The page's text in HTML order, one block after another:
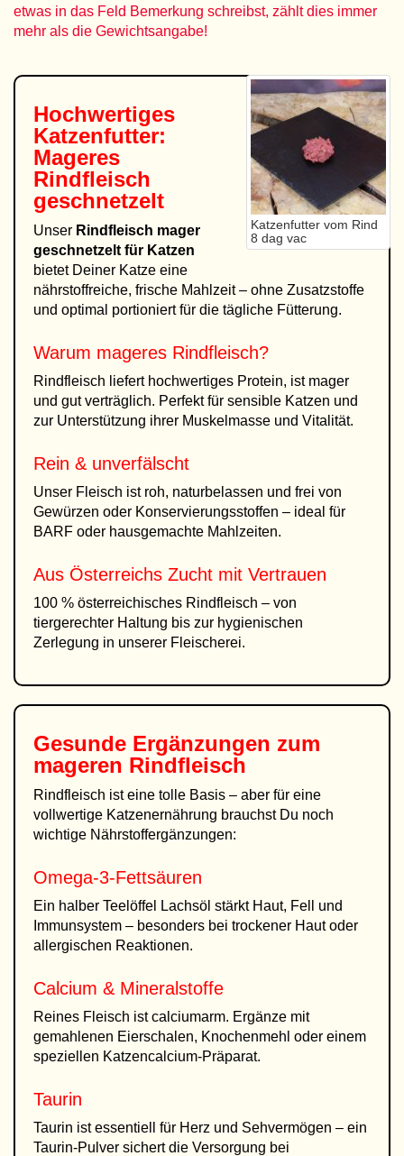
etwas in das Feld Bemerkung schreibst, zählt dies immer
mehr als die Gewichtsangabe!
Katzenfutter vom Rind
8 dag vac
Hochwertiges
Katzenfutter:
Mageres
Rindfleisch
geschnetzelt
Unser Rindfleisch mager
geschnetzelt für Katzen
bietet Deiner Katze eine
nährstoffreiche, frische Mahlzeit – ohne Zusatzstoffe
und optimal portioniert für die tägliche Fütterung.
Warum mageres Rindfleisch?
Rindfleisch liefert hochwertiges Protein, ist mager
und gut verträglich. Perfekt für sensible Katzen und
zur Unterstützung ihrer Muskelmasse und Vitalität.
Rein & unverfälscht
Unser Fleisch ist roh, naturbelassen und frei von
Gewürzen oder Konservierungsstoffen – ideal für
BARF oder hausgemachte Mahlzeiten.
Aus Österreichs Zucht mit Vertrauen
100 % österreichisches Rindfleisch – von
tiergerechter Haltung bis zur hygienischen
Zerlegung in unserer Fleischerei.
Gesunde Ergänzungen zum
mageren Rindfleisch
Rindfleisch ist eine tolle Basis – aber für eine
vollwertige Katzenernährung brauchst Du noch
wichtige Nährstoffergänzungen:
Omega-3-Fettsäuren
Ein halber Teelöffel Lachsöl stärkt Haut, Fell und
Immunsystem – besonders bei trockener Haut oder
allergischen Reaktionen.
Calcium & Mineralstoffe
Reines Fleisch ist calciumarm. Ergänze mit
gemahlenen Eierschalen, Knochenmehl oder einem
speziellen Katzencalcium-Präparat.
Taurin
Taurin ist essentiell für Herz und Sehvermögen – ein
Taurin-Pulver sichert die Versorgung bei